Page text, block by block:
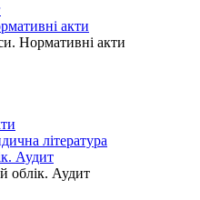
акти
Нормативні акти
література
Аудит
облік. Аудит